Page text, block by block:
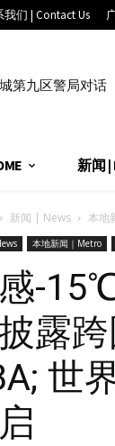
我们 | Contact Us
第九区警局对话
新闻 |
新闻 | News 本地
本地新闻｜Metro
-
露
世